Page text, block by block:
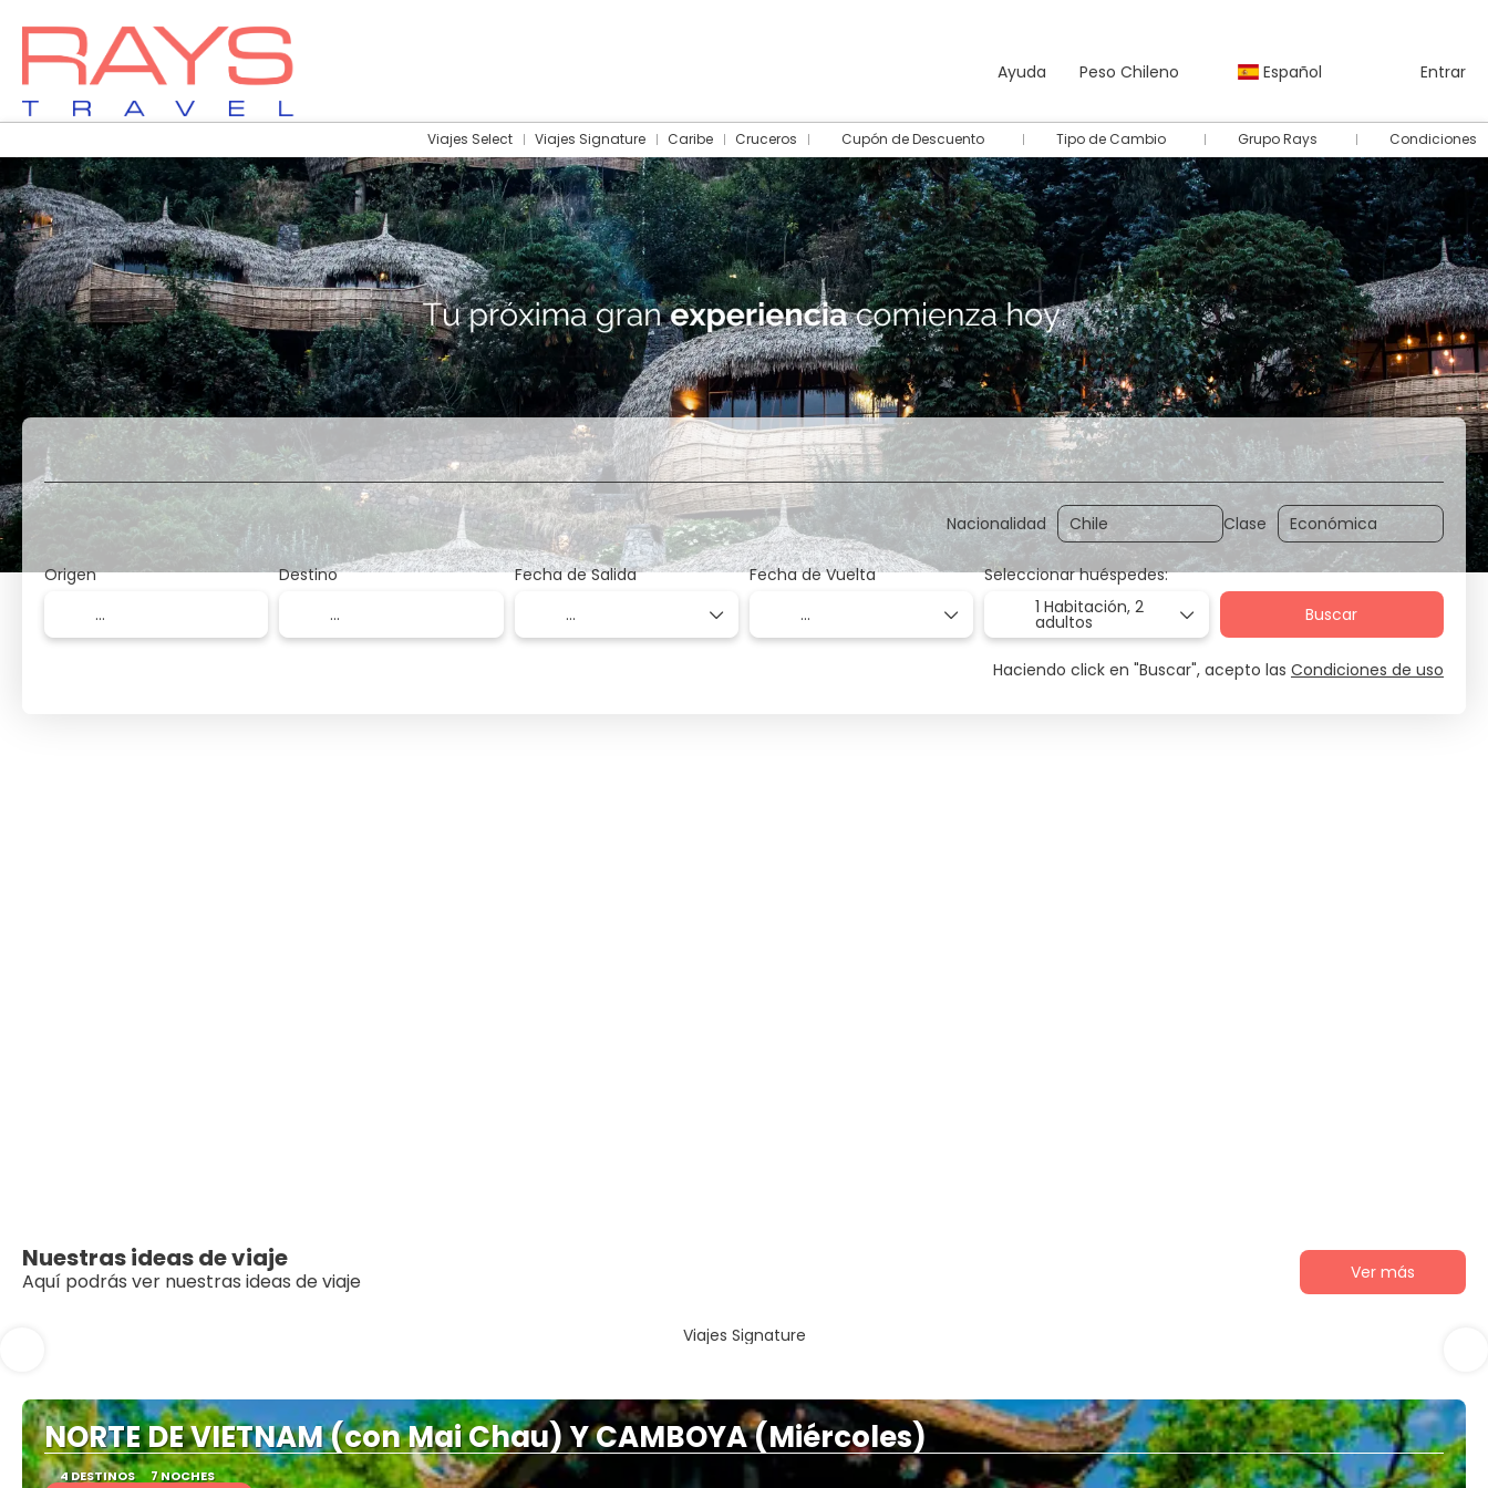
Ayuda Peso Chileno Español Entrar
Viajes Select Viajes Signature Caribe Cruceros Cupón de Descuento Tipo de Cambio Grupo Rays Condiciones
Vuelos + Vuelos + Hotel Hotel Traslados Actividades Autos Paquetes Multidestino
Nacionalidad Clase
Origen Destino Fecha de Salida Fecha de Vuelta
Seleccionar huéspedes:
1 Habitación,2
adultos Buscar
Haciendo click en "Buscar", acepto las Condiciones de uso
Nuestras ideas de viaje
Aquí podrás ver nuestras ideas de viaje Ver más
Viajes Signature
NORTE DE VIETNAM (con Mai Chau) Y CAMBOYA (Miércoles)
4 DESTINOS 7 NOCHES